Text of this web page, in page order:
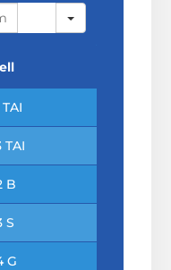
TAI
TAI
B
S
G